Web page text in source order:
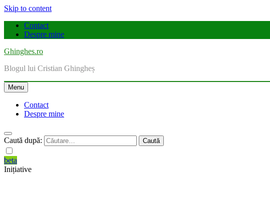
Skip to content
Contact
Despre mine
Ghinghes.ro
Blogul lui Cristian Ghingheș
Menu
Contact
Despre mine
Caută după:
beta
Inițiative